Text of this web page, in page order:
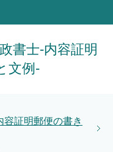
書士-内容証明
文例-
証明郵便の書き